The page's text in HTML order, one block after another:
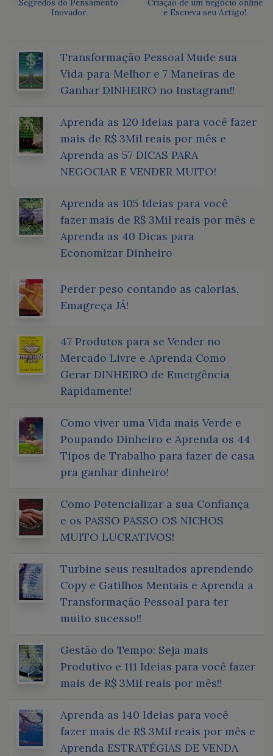
Segredos do Pensamento
Inovador
Criação de um negócio online
e Escreva seu Artigo!
Transformação Pessoal Mude sua
Vida para Melhor e 7 Maneiras de
Ganhar DINHEIRO no Instagram!!
Aprenda as 120 Ideias para você fazer
mais de R$ 3Mil reais por mês e
Aprenda as 57 DICAS PARA
NEGOCIAR E VENDER MUITO!
Aprenda as 105 Ideias para você
fazer mais de R$ 3Mil reais por mês e
Aprenda as 40 Dicas para
Economizar Dinheiro
Perder peso contando as calorias,
Emagreça JÁ!
47 Produtos para se Vender no
Mercado Livre e Aprenda Como
Gerar DINHEIRO de Emergência
Rapidamente!
Como viver uma Vida mais Verde e
Poupando Dinheiro e Aprenda os 44
Tipos de Trabalho para fazer de casa
pra ganhar dinheiro!
Como Potencializar a sua Confiança
e os PASSO PASSO OS NICHOS
MUITO LUCRATIVOS!
Turbine seus resultados aprendendo
Copy e Gatilhos Mentais e Aprenda a
Transformação Pessoal para ter
muito sucesso!!
Gestão do Tempo: Seja mais
Produtivo e 111 Ideias para você fazer
mais de R$ 3Mil reais por mês!!
Aprenda as 140 Ideias para você
fazer mais de R$ 3Mil reais por mês e
Aprenda ESTRATÉGIAS DE VENDA